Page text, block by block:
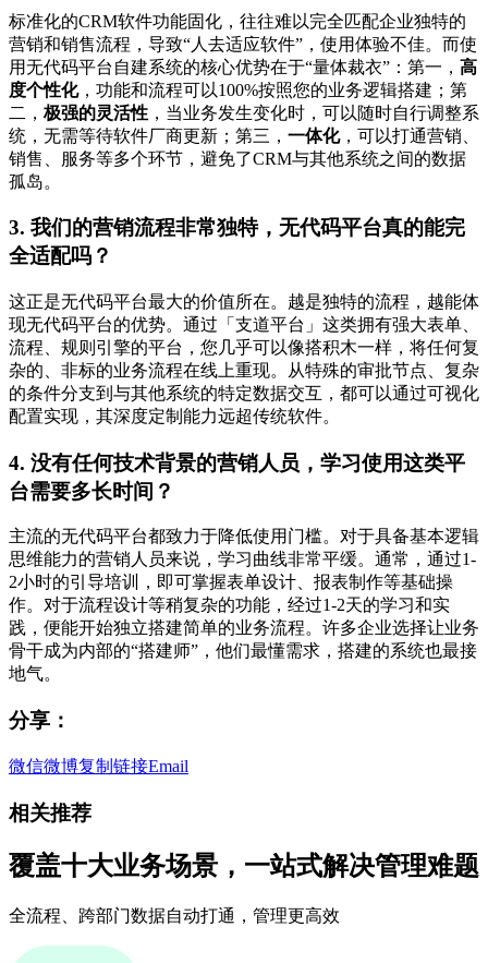
标准化的CRM软件功能固化，往往难以完全匹配企业独特的
营销和销售流程，导致“人去适应软件”，使用体验不佳。而使
用无代码平台自建系统的核心优势在于“量体裁衣”：第一， 高
度个性化，功能和流程可以100%按照您的业务逻辑搭建；第
二， 极强的灵活性 ，当业务发生变化时，可以随时自行调整系
统，无需等待软件厂商更新；第三， 一体化，可以打通营销、
销售、服务等多个环节，避免了CRM与其他系统之间的数据
孤岛。
3. 我们的营销流程非常独特，无代码平台真的能完
全适配吗？
这正是无代码平台最大的价值所在。越是独特的流程，越能体
现无代码平台的优势。通过「支道平台」这类拥有强大表单、
流程、规则引擎的平台，您几乎可以像搭积木一样，将任何复
杂的、非标的业务流程在线上重现。从特殊的审批节点、复杂
的条件分支到与其他系统的特定数据交互，都可以通过可视化
配置实现，其深度定制能力远超传统软件。
4. 没有任何技术背景的营销人员，学习使用这类平
台需要多长时间？
主流的无代码平台都致力于降低使用门槛。对于具备基本逻辑
思维能力的营销人员来说，学习曲线非常平缓。通常，通过1-
2小时的引导培训，即可掌握表单设计、报表制作等基础操
作。对于流程设计等稍复杂的功能，经过1-2天的学习和实
践，便能开始独立搭建简单的业务流程。许多企业选择让业务
骨干成为内部的“搭建师”，他们最懂需求，搭建的系统也最接
地气。
分享：
微信微博复制链接Email
相关推荐
覆盖十大业务场景，一站式解决管理难题
全流程、跨部门数据自动打通，管理更高效